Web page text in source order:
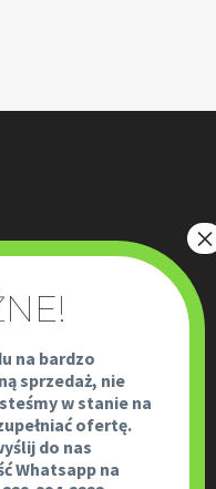
na bardzo
sprzedaż, nie
w stanie na
ofertę.
do nas
Whatsapp na